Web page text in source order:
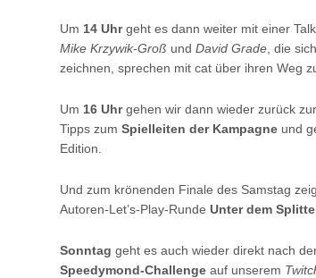
Um 14 Uhrgeht es dann weiter mit einer
Mike Krzywik-Groß undDavid Grade , die
zeichnen, sprechen mit cat über ihren Weg
Um 16 Uhrgehen wir dann wieder zurück
Tipps zumSpielleiten der Kampagne und
Edition.
Und zum krönenden Finale des Samstag
Autoren-Let’s-Play-RundeUnter dem
Sonntag geht es auch wieder direkt nach
Speedymond-Challenge auf unserem